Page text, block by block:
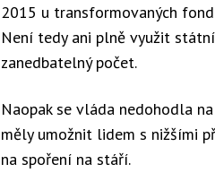
2015 u transformovaných
Není tedy ani plně využit
zanedbatelný počet.
Naopak se vláda nedohodla
měly umožnit lidem s nižšími
na spoření na stáří.